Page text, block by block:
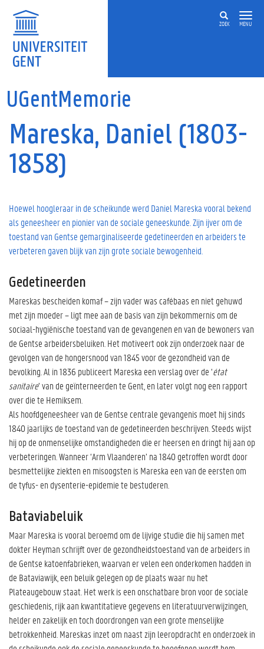
ZOEK MENU
UGentMemorie
Mareska, Daniel (1803-
1858)
Hoewel hoogleraar in de scheikunde werd Daniel Mareska vooral bekend
als geneesheer en pionier van de sociale geneeskunde. Zijn ijver om de
toestand van Gentse gemarginaliseerde gedetineerden en arbeiders te
verbeteren gaven blijk van zijn grote sociale bewogenheid.
Gedetineerden
Mareskas bescheiden komaf – zijn vader was cafébaas en niet gehuwd
met zijn moeder – ligt mee aan de basis van zijn bekommernis om de
sociaal-hygiënische toestand van de gevangenen en van de bewoners van
de Gentse arbeidersbeluiken. Het motiveert ook zijn onderzoek naar de
gevolgen van de hongersnood van 1845 voor de gezondheid van de
bevolking. Al in 1836 publiceert Mareska een verslag over de ‘état
sanitaire’ van de geïnterneerden te Gent, en later volgt nog een rapport
over die te Hemiksem.
Als hoofdgeneesheer van de Gentse centrale gevangenis moet hij sinds
1840 jaarlijks de toestand van de gedetineerden beschrijven. Steeds wijst
hij op de onmenselijke omstandigheden die er heersen en dringt hij aan op
verbeteringen. Wanneer ‘Arm Vlaanderen’ na 1840 getroffen wordt door
besmettelijke ziekten en misoogsten is Mareska een van de eersten om
de tyfus- en dysenterie-epidemie te bestuderen.
Bataviabeluik
Maar Mareska is vooral beroemd om de lijvige studie die hij samen met
dokter Heyman schrijft over de gezondheidstoestand van de arbeiders in
de Gentse katoenfabrieken, waarvan er velen een onderkomen hadden in
de Bataviawijk, een beluik gelegen op de plaats waar nu het
Plateaugebouw staat. Het werk is een onschatbare bron voor de sociale
geschiedenis, rijk aan kwantitatieve gegevens en literatuurverwijzingen,
helder en zakelijk en toch doordrongen van een grote menselijke
betrokkenheid. Mareskas inzet om naast zijn leeropdracht en onderzoek in